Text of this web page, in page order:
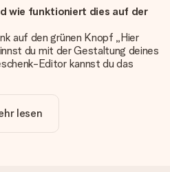
wie funktioniert dies auf der
auf den grünen Knopf „Hier
du mit der Gestaltung deines
Editor kannst du das
Designs, um deinem
zu verleihen.
lesen